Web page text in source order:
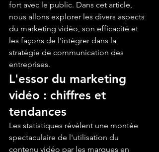
fort avec le public. Dans cet article,
nous allons explorer les divers aspects
du marketing vidéo, son efficacité et
les façons de l'intégrer dans la
stratégie de communication des
entreprises.
L'essor du marketing
vidéo : chiffres et
tendances
Les statistiques révèlent une montée
spectaculaire de l'utilisation du
contenu vidéo par les marques en